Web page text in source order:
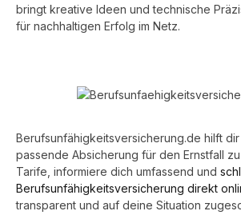
bringt kreative Ideen und technische
für nachhaltigen Erfolg im Netz.
Berufsunfähigkeitsversicherung.de hilft
passende Absicherung für den Ernstfall
Tarife, informiere dich umfassend und
Berufsunfähigkeitsversicherung direkt
transparent und auf deine Situation